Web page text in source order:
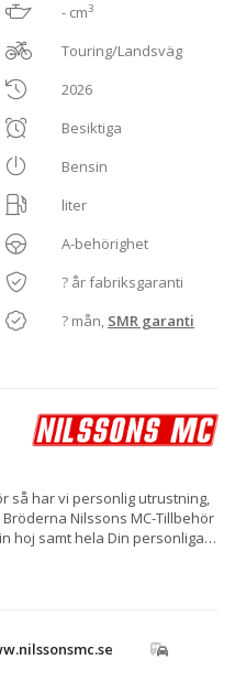
- cm3
Touring/Landsväg
2026
Besiktiga
Bensin
liter
A-behörighet
? år fabriksgaranti
? mån, SMR garanti
så har vi personlig utrustning,
Nilssons MC-Tillbehör
hoj samt hela Din personliga
och modeller.
både vad det gäller produkter,